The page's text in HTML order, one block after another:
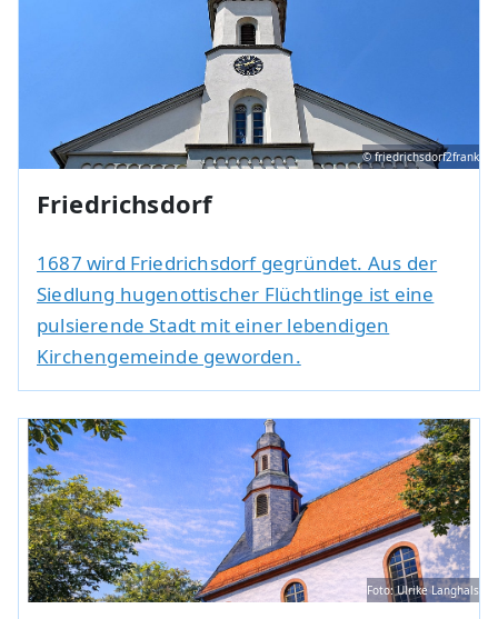
© friedrichsdorf2frank
Friedrichsdorf
1687 wird Friedrichsdorf gegründet. Aus der
Siedlung hugenottischer Flüchtlinge ist eine
pulsierende Stadt mit einer lebendigen
Kirchengemeinde geworden.
Foto: Ulrike Langhals